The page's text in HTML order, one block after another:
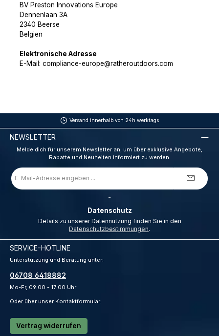
BV Preston Innovations Europe
Dennenlaan 3A
2340 Beerse
Belgien
Elektronische Adresse
E-Mail: compliance-europe@ratheroutdoors.com
Versand innerhalb von 24h werktags
NEWSLETTER
Melde dich für unserem Newsletter an, um über exklusive Angebote,
Rabatte und Neuheiten informiert zu werden.
E-
Mail-
Adresse
Datenschutz
Datenschutzbestimmungen.
SERVICE-HOTLINE
Unterstützung und Beratung unter:
06708 6418882
Mo-Fr, 09:00 - 17:00 Uhr
Oder über unser Kontaktformular.
Vertrag widerrufen